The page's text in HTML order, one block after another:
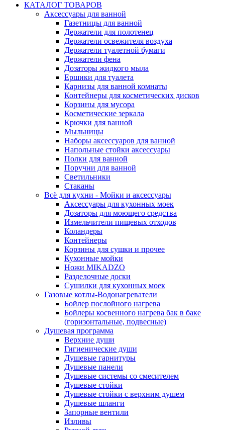
КАТАЛОГ ТОВАРОВ
Аксессуары для ванной
Газетницы для ванной
Держатели для полотенец
Держатели освежителя воздуха
Держатели туалетной бумаги
Держатели фена
Дозаторы жидкого мыла
Ершики для туалета
Карнизы для ванной комнаты
Контейнеры для косметических дисков
Корзины для мусора
Косметические зеркала
Крючки для ванной
Мыльницы
Наборы аксессуаров для ванной
Напольные стойки аксессуары
Полки для ванной
Поручни для ванной
Светильники
Стаканы
Всё для кухни - Мойки и аксессуары
Аксессуары для кухонных моек
Дозаторы для моющего средства
Измельчители пищевых отходов
Коландеры
Контейнеры
Корзины для сушки и прочее
Кухонные мойки
Ножи MIKADZO
Разделочные доски
Сушилки для кухонных моек
Газовые котлы-Водонагреватели
Бойлер послойного нагрева
Бойлеры косвенного нагрева бак в баке
(горизонтальные, подвесные)
Душевая программа
Верхние души
Гигиенические души
Душевые гарнитуры
Душевые панели
Душевые системы со смесителем
Душевые стойки
Душевые стойки с верхним душем
Душевые шланги
Запорные вентили
Изливы